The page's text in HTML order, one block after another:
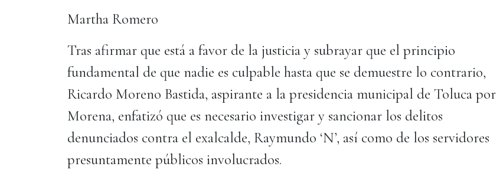
Martha Romero
Tras afirmar que está a favor de la justicia y subrayar que el principio
fundamental de que nadie es culpable hasta que se demuestre lo contrario,
Ricardo Moreno Bastida, aspirante a la presidencia municipal de Toluca por
Morena, enfatizó que es necesario investigar y sancionar los delitos
denunciados contra el exalcalde, Raymundo ‘N’, así como de los servidores
presuntamente públicos involucrados.